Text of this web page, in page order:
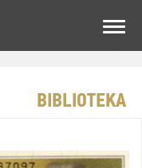
BIBLIOTEKA